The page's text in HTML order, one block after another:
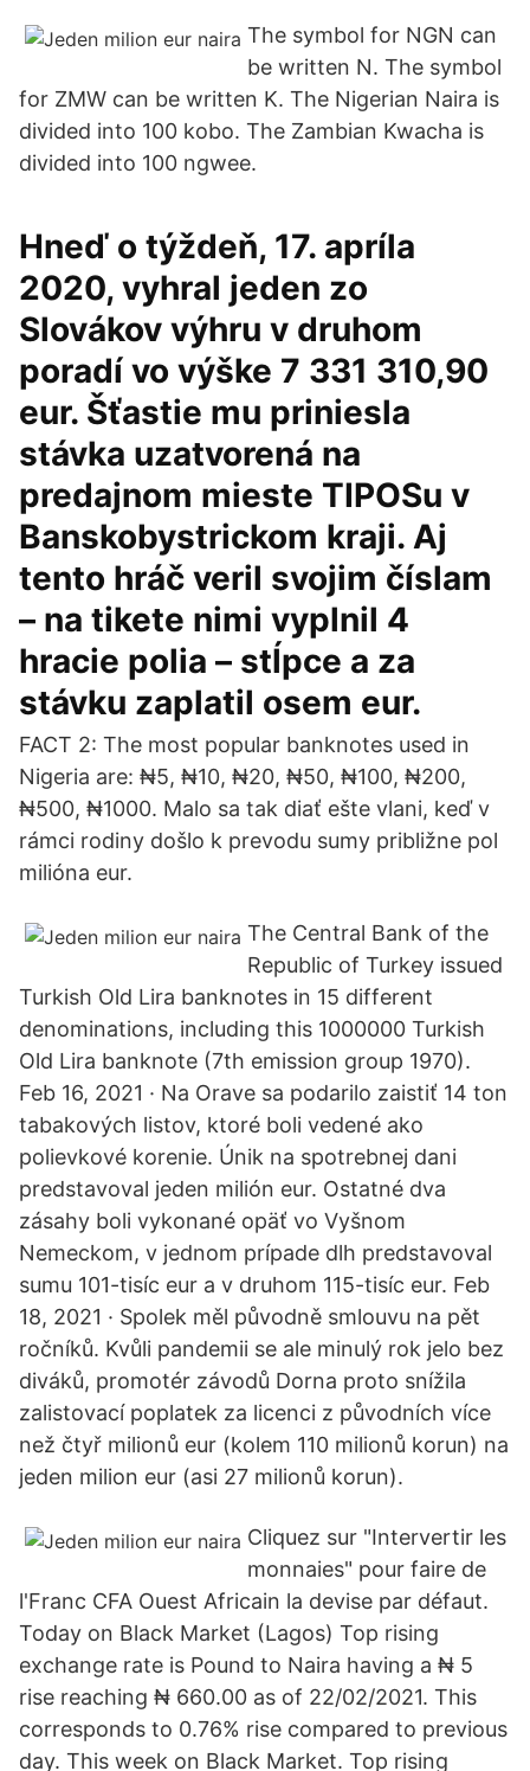
The symbol for NGN can
be written N. The symbol
for ZMW can be written K. The Nigerian Naira is
divided into 100 kobo. The Zambian Kwacha is
divided into 100 ngwee.
Hneď o týždeň, 17. apríla
2020, vyhral jeden zo
Slovákov výhru v druhom
poradí vo výške 7 331 310,90
eur. Šťastie mu priniesla
stávka uzatvorená na
predajnom mieste TIPOSu v
Banskobystrickom kraji. Aj
tento hráč veril svojim číslam
– na tikete nimi vyplnil 4
hracie polia – stĺpce a za
stávku zaplatil osem eur.
FACT 2: The most popular banknotes used in
Nigeria are: ₦5, ₦10, ₦20, ₦50, ₦100, ₦200,
₦500, ₦1000. Malo sa tak diať ešte vlani, keď v
rámci rodiny došlo k prevodu sumy približne pol
milióna eur.
The Central Bank of the
Republic of Turkey issued
Turkish Old Lira banknotes in 15 different
denominations, including this 1000000 Turkish
Old Lira banknote (7th emission group 1970).
Feb 16, 2021 · Na Orave sa podarilo zaistiť 14 ton
tabakových listov, ktoré boli vedené ako
polievkové korenie. Únik na spotrebnej dani
predstavoval jeden milión eur. Ostatné dva
zásahy boli vykonané opäť vo Vyšnom
Nemeckom, v jednom prípade dlh predstavoval
sumu 101-tisíc eur a v druhom 115-tisíc eur. Feb
18, 2021 · Spolek měl původně smlouvu na pět
ročníků. Kvůli pandemii se ale minulý rok jelo bez
diváků, promotér závodů Dorna proto snížila
zalistovací poplatek za licenci z původních více
než čtyř milionů eur (kolem 110 milionů korun) na
jeden milion eur (asi 27 milionů korun).
Cliquez sur "Intervertir les
monnaies" pour faire de
l'Franc CFA Ouest Africain la devise par défaut.
Today on Black Market (Lagos) Top rising
exchange rate is Pound to Naira having a ₦ 5
rise reaching ₦ 660.00 as of 22/02/2021. This
corresponds to 0.76% rise compared to previous
day. This week on Black Market. Top rising